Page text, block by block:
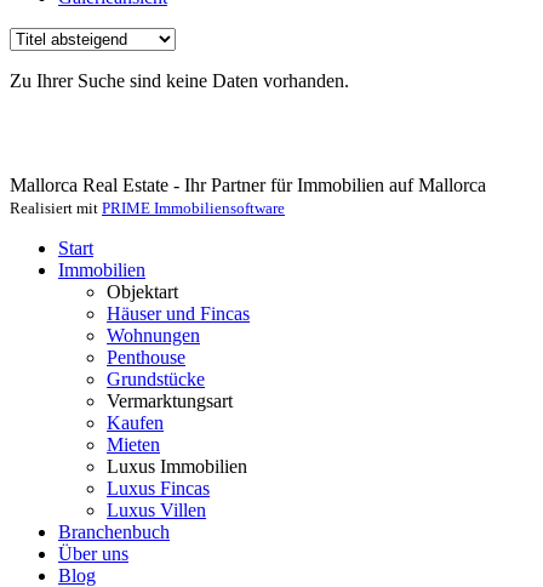
Zu Ihrer Suche sind keine Daten vorhanden.
Mallorca Real Estate - Ihr Partner für Immobilien auf Mallorca
Realisiert mit PRIME Immobiliensoftware
Start
Immobilien
Objektart
Häuser und Fincas
Wohnungen
Penthouse
Grundstücke
Vermarktungsart
Kaufen
Mieten
Luxus Immobilien
Luxus Fincas
Luxus Villen
Branchenbuch
Über uns
Blog